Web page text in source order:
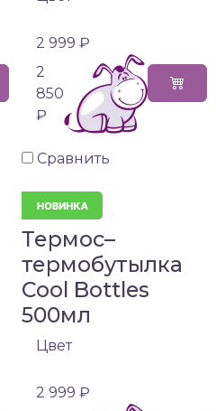
2 999 ₽
2
850
₽
Сравнить
Термос–
термобутылка
Cool Bottles
500мл
Цвет
2 999 ₽